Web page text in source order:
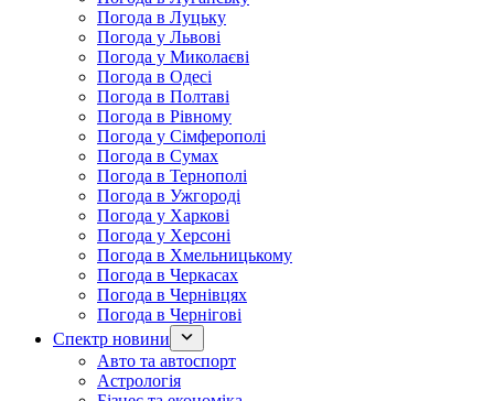
Погода в Луцьку
Погода у Львові
Погода у Миколаєві
Погода в Одесі
Погода в Полтаві
Погода в Рівному
Погода у Сімферополі
Погода в Сумах
Погода в Тернополі
Погода в Ужгороді
Погода у Харкові
Погода у Херсоні
Погода в Хмельницькому
Погода в Черкасах
Погода в Чернівцях
Погода в Чернігові
Спектр новини
Авто та автоспорт
Астрологія